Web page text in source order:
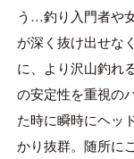
う…釣り入門者や
が深く抜け出せな
に、より沢山釣れ
の安定性を重視の
た時に瞬時にヘッ
かり抜群。随所に